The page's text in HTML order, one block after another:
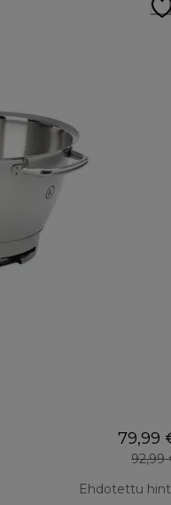
79,99
92,99
Ehdotettu